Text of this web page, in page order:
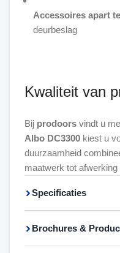
Accessoires apart
deurbeslag
Kwaliteit van
Bij prodoors vindt u
Albo DC3300 kiest u
duurzaamheid
maatwerk tot afwerking
Specificaties
Brochures &